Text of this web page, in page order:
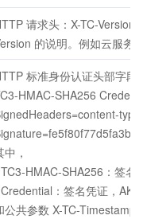
请求头：X-TC-
的说明。例如云服务
标准身份认证头部字段
HMAC-SHA256
中，
HMAC-SHA256：签名
：签名凭证，
公共参数 X-TC-Timestamp